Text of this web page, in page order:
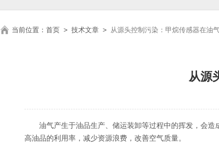
当前位置： 首页 > 技术文章 > 从源头控制污染：甲烷传感器在油
从源
油气产生于油品生产、储运装卸等过程中的挥发，会
高油品的利用率，减少资源浪费，改善空气质量。